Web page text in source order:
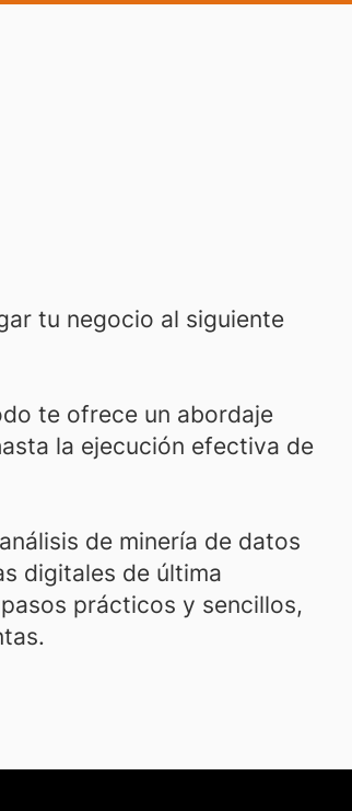
tu negocio al siguiente
te ofrece un abordaje
la ejecución efectiva de
de minería de datos
digitales de última
prácticos y sencillos,